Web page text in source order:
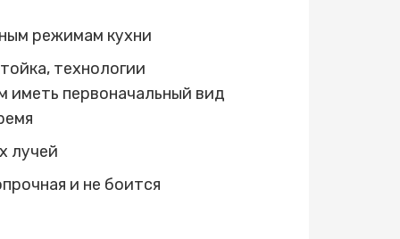
режимам кухни
технологии
иметь первоначальный вид
лучей
и не боится